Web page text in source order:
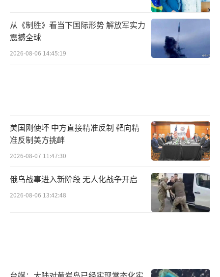
从《制胜》看当下国际形势 解放军实力
震撼全球
2026-08-06 14:45:19
美国刚使坏 中方直接精准反制 靶向精
准反制美方挑衅
2026-08-07 11:47:30
俄乌战事进入新阶段 无人化战争开启
2026-08-06 13:42:48